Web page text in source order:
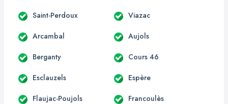
Saint-Perdoux Viazac
Arcambal Aujols
Berganty Cours 46
Esclauzels Espère
Flaujac-Poujols Francoulès